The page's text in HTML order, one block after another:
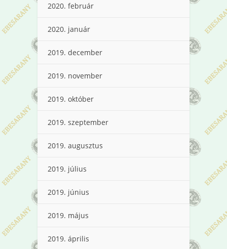
2020. február
2020. január
2019. december
2019. november
2019. október
2019. szeptember
2019. augusztus
2019. július
2019. június
2019. május
2019. április